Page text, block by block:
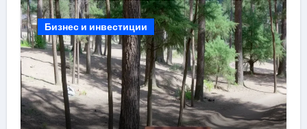
Бизнес и инвестиции